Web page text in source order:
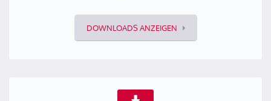
DOWNLOADS ANZEIGEN